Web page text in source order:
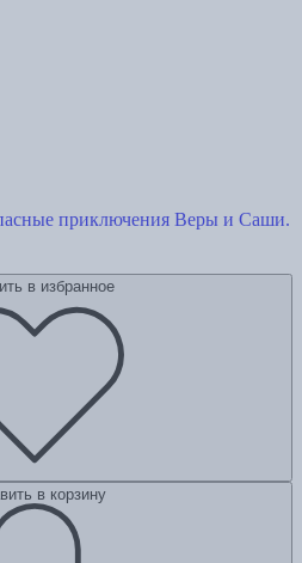
приключения Веры и Саши.
в избранное
в корзину